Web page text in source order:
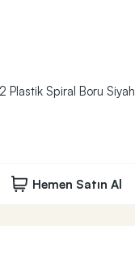
Plastik Spiral Boru Siyah
Hemen Satın Al